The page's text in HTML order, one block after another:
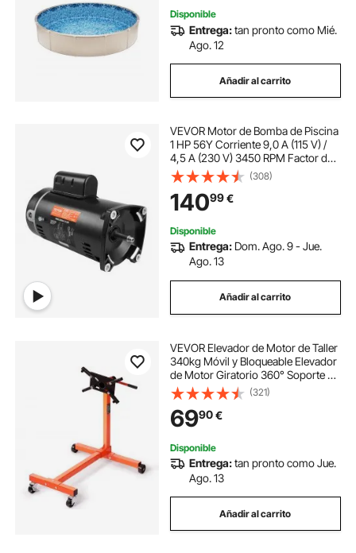
Disponible
Entrega:tan pronto como Mié.
Ago. 12
Añadir al carrito
VEVOR Motor de Bomba de Piscina
1 HP 56Y Corriente 9,0 A (115 V) /
4,5 A (230 V) 3450 RPM Factor de
Trabajo 1,25 Condensador 90
μF/250 V Reemplazo de Brida
Cuadrada Giratoria del Motor CCW
(308)
14099€
Disponible
Entrega: Dom. Ago. 9 - Jue.
Ago. 13
Añadir al carrito
VEVOR Elevador de Motor de Taller
340kg Móvil y Bloqueable Elevador
de Motor Giratorio 360° Soporte de
Motor 6 Puntos de Anclaje
Ajustables en Inclinación para
Trabajos en Motores Desmontados
Mecánico
(321)
6990€
Disponible
Entrega:tan pronto como Jue.
Ago. 13
Añadir al carrito